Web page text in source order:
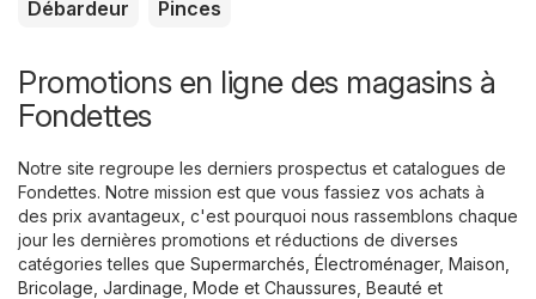
Débardeur
Pinces
Promotions en ligne des magasins à
Fondettes
Notre site regroupe les derniers prospectus et catalogues de
Fondettes. Notre mission est que vous fassiez vos achats à
des prix avantageux, c'est pourquoi nous rassemblons chaque
jour les dernières promotions et réductions de diverses
catégories telles que Supermarchés Électroménager, Maison,
Bricolage, Jardinage Mode et Chaussures Beauté et